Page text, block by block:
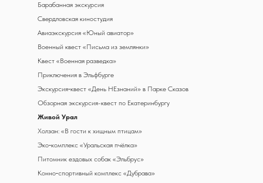
Барабанная экскурсия
Свердловская киностудия
Авиаэкскурсия «Юный авиатор»
Военный квест «Письма из землянки»
Квест «Военная разведка»
Приключения в Эльфбурге
Экскурсия‑квест «День НЕзнаний» в Парке Сказов
Обзорная экскурсия-квест по Екатеринбургу
Живой Урал
Холзан: «В гости к хищным птицам»
Эко‑комплекс «Уральская пчёлка»
Питомник ездовых собак «Эльбрус»
Конно‑спортивный комплекс «Дубрава»